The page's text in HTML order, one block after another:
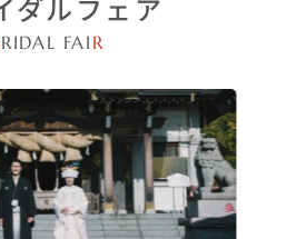
ダルフェア
RIDAL FAI R